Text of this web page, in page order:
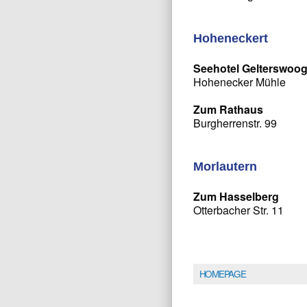
Hoheneckert
Seehotel Gelterswoog
Hohenecker Mühle
Zum Rathaus
Burgherrenstr. 99
Morlautern
Zum Hasselberg
Otterbacher Str. 11
HOMEPAGE